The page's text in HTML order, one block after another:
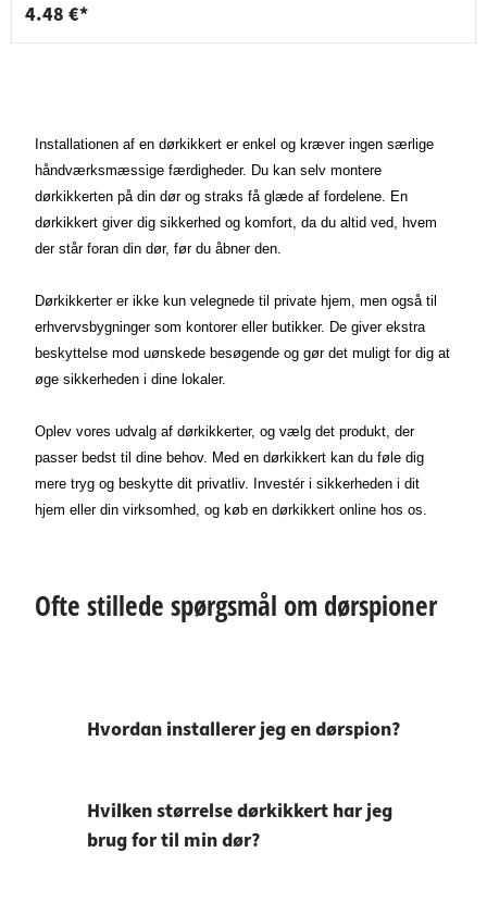
4.48 €*
Installationen af en dørkikkert er enkel og kræver ingen særlige
håndværksmæssige færdigheder. Du kan selv montere
dørkikkerten på din dør og straks få glæde af fordelene. En
dørkikkert giver dig sikkerhed og komfort, da du altid ved, hvem
der står foran din dør, før du åbner den.
Dørkikkerter er ikke kun velegnede til private hjem, men også til
erhvervsbygninger som kontorer eller butikker. De giver ekstra
beskyttelse mod uønskede besøgende og gør det muligt for dig at
øge sikkerheden i dine lokaler.
Oplev vores udvalg af dørkikkerter, og vælg det produkt, der
passer bedst til dine behov. Med en dørkikkert kan du føle dig
mere tryg og beskytte dit privatliv. Investér i sikkerheden i dit
hjem eller din virksomhed, og køb en dørkikkert online hos os.
Ofte stillede spørgsmål om dørspioner
Hvordan installerer jeg en dørspion?
Hvilken størrelse dørkikkert har jeg
brug for til min dør?